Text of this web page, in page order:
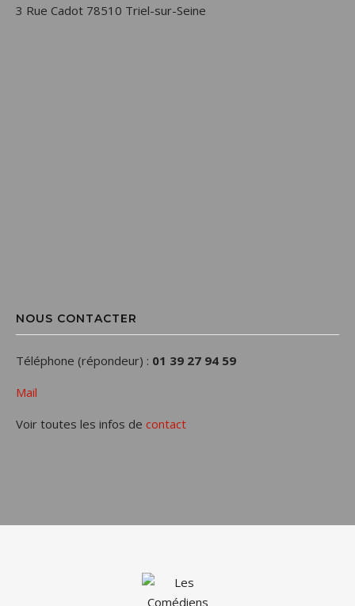
3 Rue Cadot 78510 Triel-sur-Seine
NOUS CONTACTER
Téléphone (répondeur) : 01 39 27 94 59
Mail
Voir toutes les infos de contact